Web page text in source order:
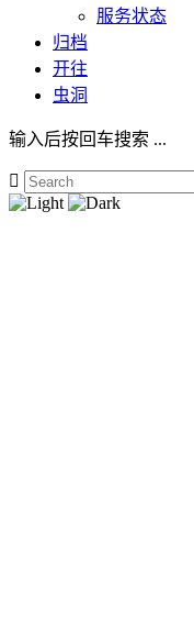
服务状态
归档
开往
虫洞
输入后按回车搜索 ...
